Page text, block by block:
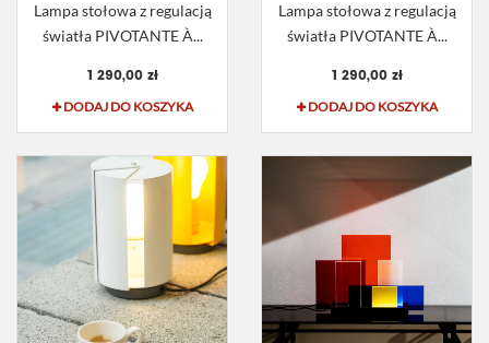
Lampa stołowa z regulacją
światła PIVOTANTE À...
1 290,00 zł
DODAJ DO KOSZYKA
Lampa stołowa z regulacją
światła PIVOTANTE À...
1 290,00 zł
DODAJ DO KOSZYKA